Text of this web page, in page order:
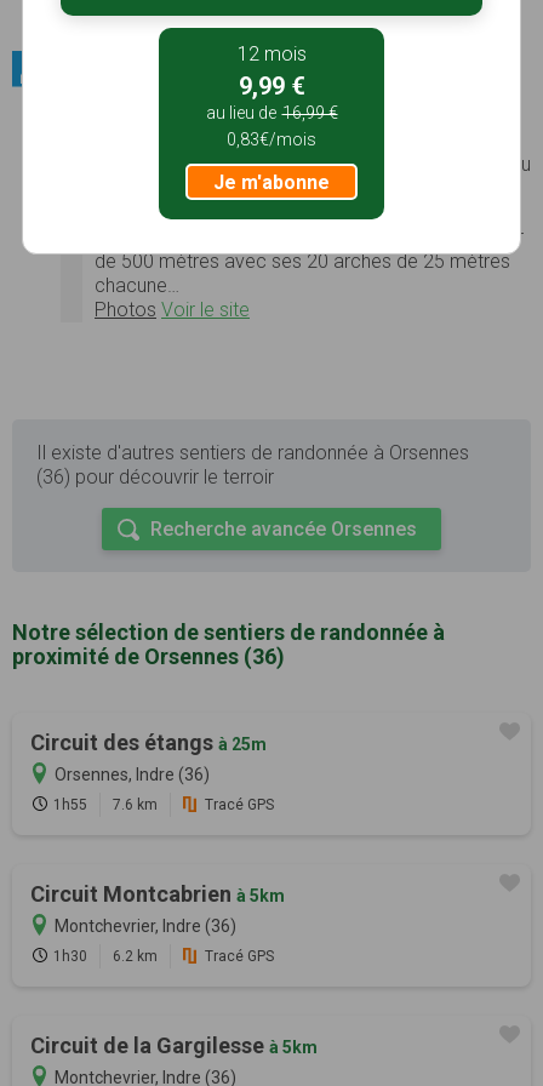
Voir le site
Patrimoine bâti / Pont
Viaduc de l'Auzon
C'est un ouvrage spectaculaire qui permet le
franchissement de l'Auzon, situé 40 m en-dessus du
tablier. Les travaux ont été terminés en 1889 pour
la ligne de chemin de fer qui reliait Argenton sur
Creuse et La Châtre. Le viaduc atteint une longueur
de 500 mètres avec ses 20 arches de 25 mètres
chacune…
Photos Voir le site
Il existe d'autres sentiers de randonnée à Orsennes
(36) pour découvrir le terroir
Recherche avancée Orsennes
Notre sélection de sentiers de randonnée à
proximité de Orsennes (36)
Circuit des étangs à 25m
Orsennes, Indre (36)
1h55 7.6 km Tracé GPS
Circuit Montcabrien à 5km
Montchevrier, Indre (36)
1h30 6.2 km Tracé GPS
Circuit de la Gargilesse à 5km
Montchevrier, Indre (36)
12 mois
9,99 €
au lieu de 16,99 €
0,83€/mois
Je m'abonne